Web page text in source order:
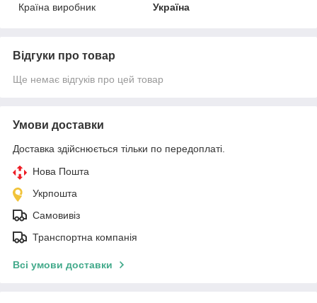
Країна виробник
Україна
Відгуки про товар
Ще немає відгуків про цей товар
Умови доставки
Доставка здійснюється тільки по передоплаті.
Нова Пошта
Укрпошта
Самовивіз
Транспортна компанія
Всі умови доставки